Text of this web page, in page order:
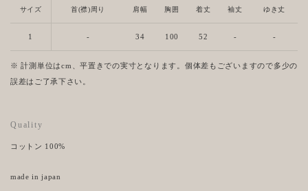
サイズ 首(襟)周り 肩幅 胸囲 着丈 袖丈 ゆき丈
1 - 34 100 52 - -
※ 計測単位はcm、平置きでの実寸となります。個体差もございますので多少の
誤差はご了承下さい。
Quality
コットン 100%
made in japan